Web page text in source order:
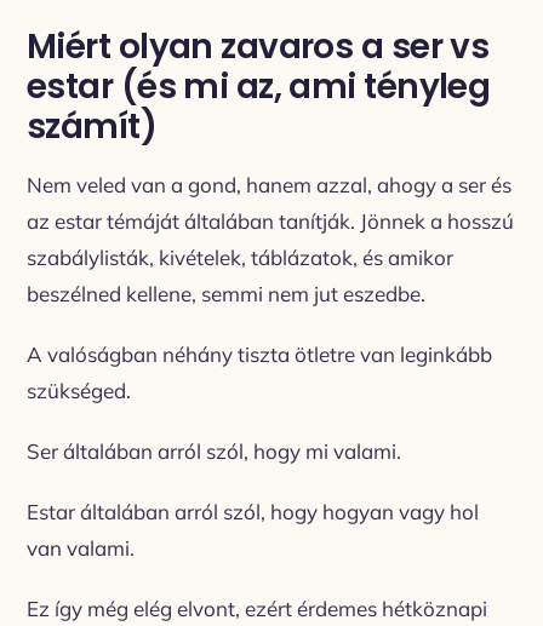
Miért olyan zavaros a ser vs
estar (és mi az, ami tényleg
számít)
Nem veled van a gond, hanem azzal, ahogy a ser és
az estar témáját általában tanítják. Jönnek a hosszú
szabálylisták, kivételek, táblázatok, és amikor
beszélned kellene, semmi nem jut eszedbe.
A valóságban néhány tiszta ötletre van leginkább
szükséged.
Ser általában arról szól, hogy mi valami.
Estar általában arról szól, hogy hogyan vagy hol
van valami.
Ez így még elég elvont, ezért érdemes hétköznapi